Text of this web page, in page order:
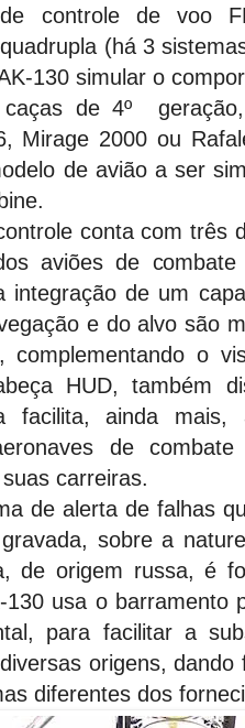
controle de voo
(há 3
130 simular o
caças de 4º
Mirage 2000 ou
de avião a ser
conta com três
aviões de
integração de um
e do alvo são
complementando o
HUD, também
facilita, ainda
de
carreiras.
de alerta de falhas
sobre a
de origem russa, é
130 usa o barramento
para facilitar a
origens, dando
diferentes dos